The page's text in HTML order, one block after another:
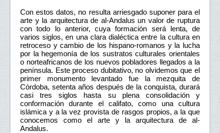
Con estos datos, no resulta arriesgado suponer para el
arte y la arquitectura de al-Andalus un valor de ruptura
con todo lo anterior, cuya formación será lenta, de
varios siglos, en una clara dialéctica entre la cultura en
retroceso y cambio de los hispano-romanos y la lucha
por la hegemonía de los sustratos culturales orientales
o norteafricanos de los nuevos pobladores llegados a la
península. Este proceso dubitativo, no olvidemos que el
primer monumento levantado fue la mezquita de
Córdoba, setenta años después de la conquista, durará
casi tres siglos hasta su plena consolidación y
conformación durante el califato, como una cultura
islámica y a la vez provista de rasgos propios, a la que
conocemos como el arte y la arquitectura de al-
Andalus.